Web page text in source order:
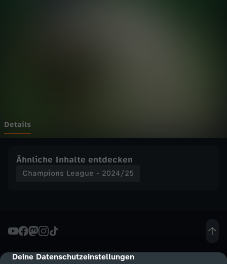
cmp-dialog-description
Deine Datenschutzeinstellungen
g
e
2
0
Details
Ähnliche Inhalte entdecken
Champions League - 2024/25